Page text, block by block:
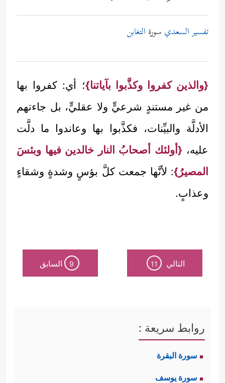
تفسير السعدي سورة التغابن
{والذين كفروا وكذَّبوا بآياتنا}؛ أي: كفروا بها
من غير مستندٍ شرعيٍّ ولا عقليٍّ، بل جاءتهم
الأدلَّة والبيِّنات، فكذَّبوا بها وعاندوا ما دلَّت
عليه، {أولئك أصحابُ النار خالدين فيها وبئسَ
المصيرُ}: لأنَّها جمعت كلَّ بؤسٍ وشدةٍ وشقاءٍ
وعذابٍ.
التالي 11
9 السابق
روابط سريعة :
سورة البقرة
سورة يوسف